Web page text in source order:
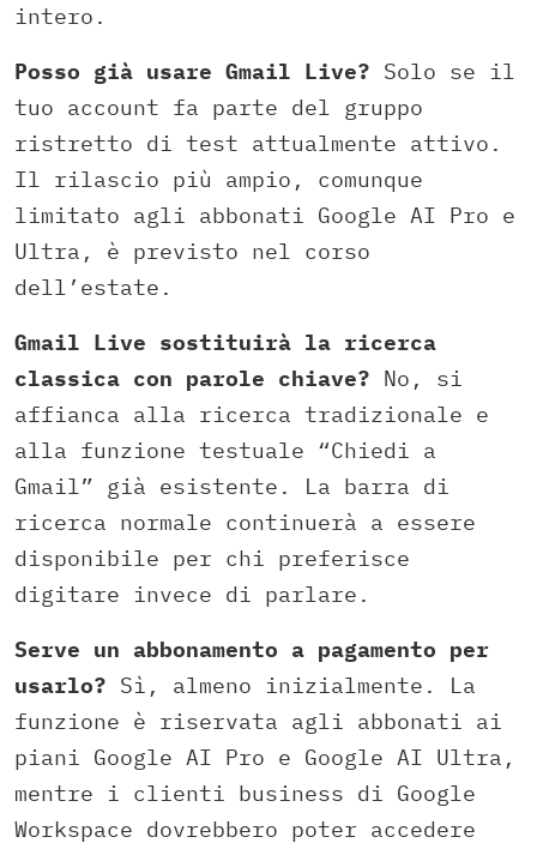
intero.
Posso già usare Gmail Live? Solo se il
tuo account fa parte del gruppo
ristretto di test attualmente attivo.
Il rilascio più ampio, comunque
limitato agli abbonati Google AI Pro e
Ultra, è previsto nel corso
dell’estate.
Gmail Live sostituirà la ricerca
classica con parole chiave? No, si
affianca alla ricerca tradizionale e
alla funzione testuale “Chiedi a
Gmail” già esistente. La barra di
ricerca normale continuerà a essere
disponibile per chi preferisce
digitare invece di parlare.
Serve un abbonamento a pagamento per
usarlo? Sì, almeno inizialmente. La
funzione è riservata agli abbonati ai
piani Google AI Pro e Google AI Ultra,
mentre i clienti business di Google
Workspace dovrebbero poter accedere